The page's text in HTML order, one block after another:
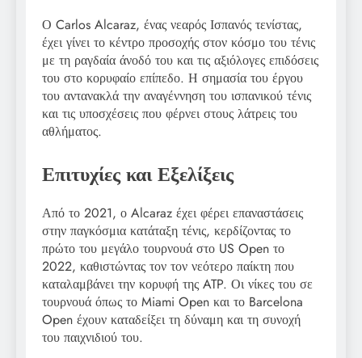
Ο Carlos Alcaraz, ένας νεαρός Ισπανός τενίστας,
έχει γίνει το κέντρο προσοχής στον κόσμο του τένις
με τη ραγδαία άνοδό του και τις αξιόλογες επιδόσεις
του στο κορυφαίο επίπεδο. Η σημασία του έργου
του αντανακλά την αναγέννηση του ισπανικού τένις
και τις υποσχέσεις που φέρνει στους λάτρεις του
αθλήματος.
Επιτυχίες και Εξελίξεις
Από το 2021, ο Alcaraz έχει φέρει επαναστάσεις
στην παγκόσμια κατάταξη τένις, κερδίζοντας το
πρώτο του μεγάλο τουρνουά στο US Open το
2022, καθιστώντας τον τον νεότερο παίκτη που
καταλαμβάνει την κορυφή της ATP. Οι νίκες του σε
τουρνουά όπως το Miami Open και το Barcelona
Open έχουν καταδείξει τη δύναμη και τη συνοχή
του παιχνιδιού του.